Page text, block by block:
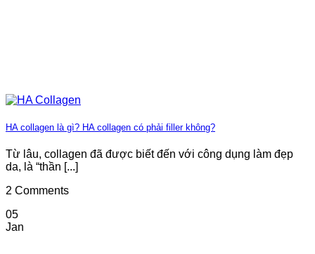
HA collagen là gì? HA collagen có phải filler không?
Từ lâu, collagen đã được biết đến với công dụng làm đẹp
da, là “thần [...]
2 Comments
05
Jan